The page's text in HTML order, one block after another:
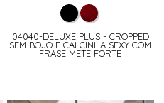
04040-DELUXE PLUS - CROPPED
SEM BOJO E CALCINHA SEXY COM
FRASE METE FORTE